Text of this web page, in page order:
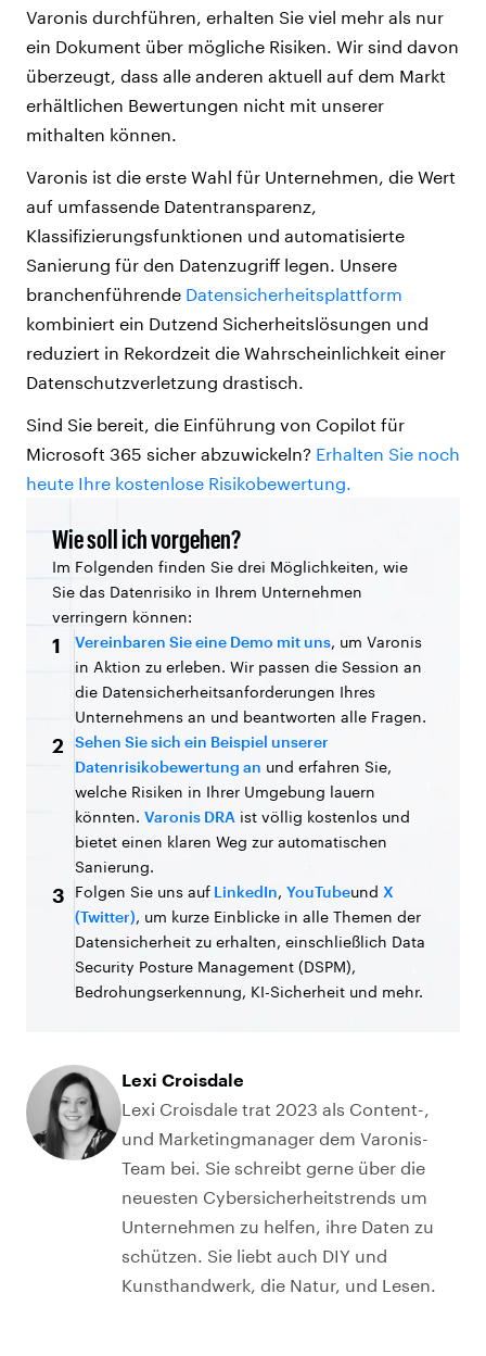
Varonis durchführen, erhalten Sie viel mehr als nur
ein Dokument über mögliche Risiken. Wir sind davon
überzeugt, dass alle anderen aktuell auf dem Markt
erhältlichen Bewertungen nicht mit unserer
mithalten können.
Varonis ist die erste Wahl für Unternehmen, die Wert
auf umfassende Datentransparenz,
Klassifizierungsfunktionen und automatisierte
Sanierung für den Datenzugriff legen. Unsere
branchenführende Datensicherheitsplattform
kombiniert ein Dutzend Sicherheitslösungen und
reduziert in Rekordzeit die Wahrscheinlichkeit einer
Datenschutzverletzung drastisch.
Sind Sie bereit, die Einführung von Copilot für
Microsoft 365 sicher abzuwickeln? Erhalten Sie noch
heute Ihre kostenlose Risikobewertung.
Wie soll ich vorgehen?
Im Folgenden finden Sie drei Möglichkeiten, wie
Sie das Datenrisiko in Ihrem Unternehmen
verringern können:
1 Vereinbaren Sie eine Demo mit uns, um Varonis
in Aktion zu erleben. Wir passen die Session an
die Datensicherheitsanforderungen Ihres
Unternehmens an und beantworten alle Fragen.
2
Sehen Sie sich ein Beispiel unserer
Datenrisikobewertung an und erfahren Sie,
welche Risiken in Ihrer Umgebung lauern
könnten. Varonis DRA ist völlig kostenlos und
bietet einen klaren Weg zur automatischen
Sanierung.
3 Folgen Sie uns auf LinkedIn, YouTubeund X
(Twitter), um kurze Einblicke in alle Themen der
Datensicherheit zu erhalten, einschließlich Data
Security Posture Management (DSPM),
Bedrohungserkennung, KI-Sicherheit und mehr.
Lexi Croisdale
Lexi Croisdale trat 2023 als Content-,
und Marketingmanager dem Varonis-
Team bei. Sie schreibt gerne über die
neuesten Cybersicherheitstrends um
Unternehmen zu helfen, ihre Daten zu
schützen. Sie liebt auch DIY und
Kunsthandwerk, die Natur, und Lesen.